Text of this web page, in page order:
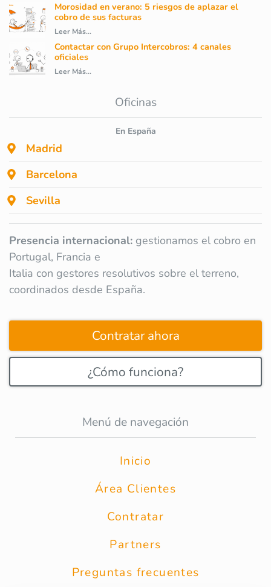
Morosidad en verano: 5 riesgos de aplazar el
cobro de sus facturas
Leer Más...
Contactar con Grupo Intercobros: 4 canales
oficiales
Leer Más...
Oficinas
En España
Madrid
Barcelona
Sevilla
Presencia internacional: gestionamos el cobro en
Portugal, Francia e
Italia con gestores resolutivos sobre el terreno,
coordinados desde España.
Contratar ahora
¿Cómo funciona?
Menú de navegación
Inicio
Área Clientes
Contratar
Partners
Preguntas frecuentes